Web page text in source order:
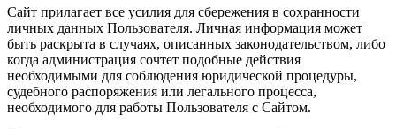
Сайт прилагает все усилия для сбережения в сохранности
личных данных Пользователя. Личная информация может
быть раскрыта в случаях, описанных законодательством, либо
когда администрация сочтет подобные действия
необходимыми для соблюдения юридической процедуры,
судебного распоряжения или легального процесса,
необходимого для работы Пользователя с Сайтом.